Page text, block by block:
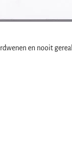
en nooit